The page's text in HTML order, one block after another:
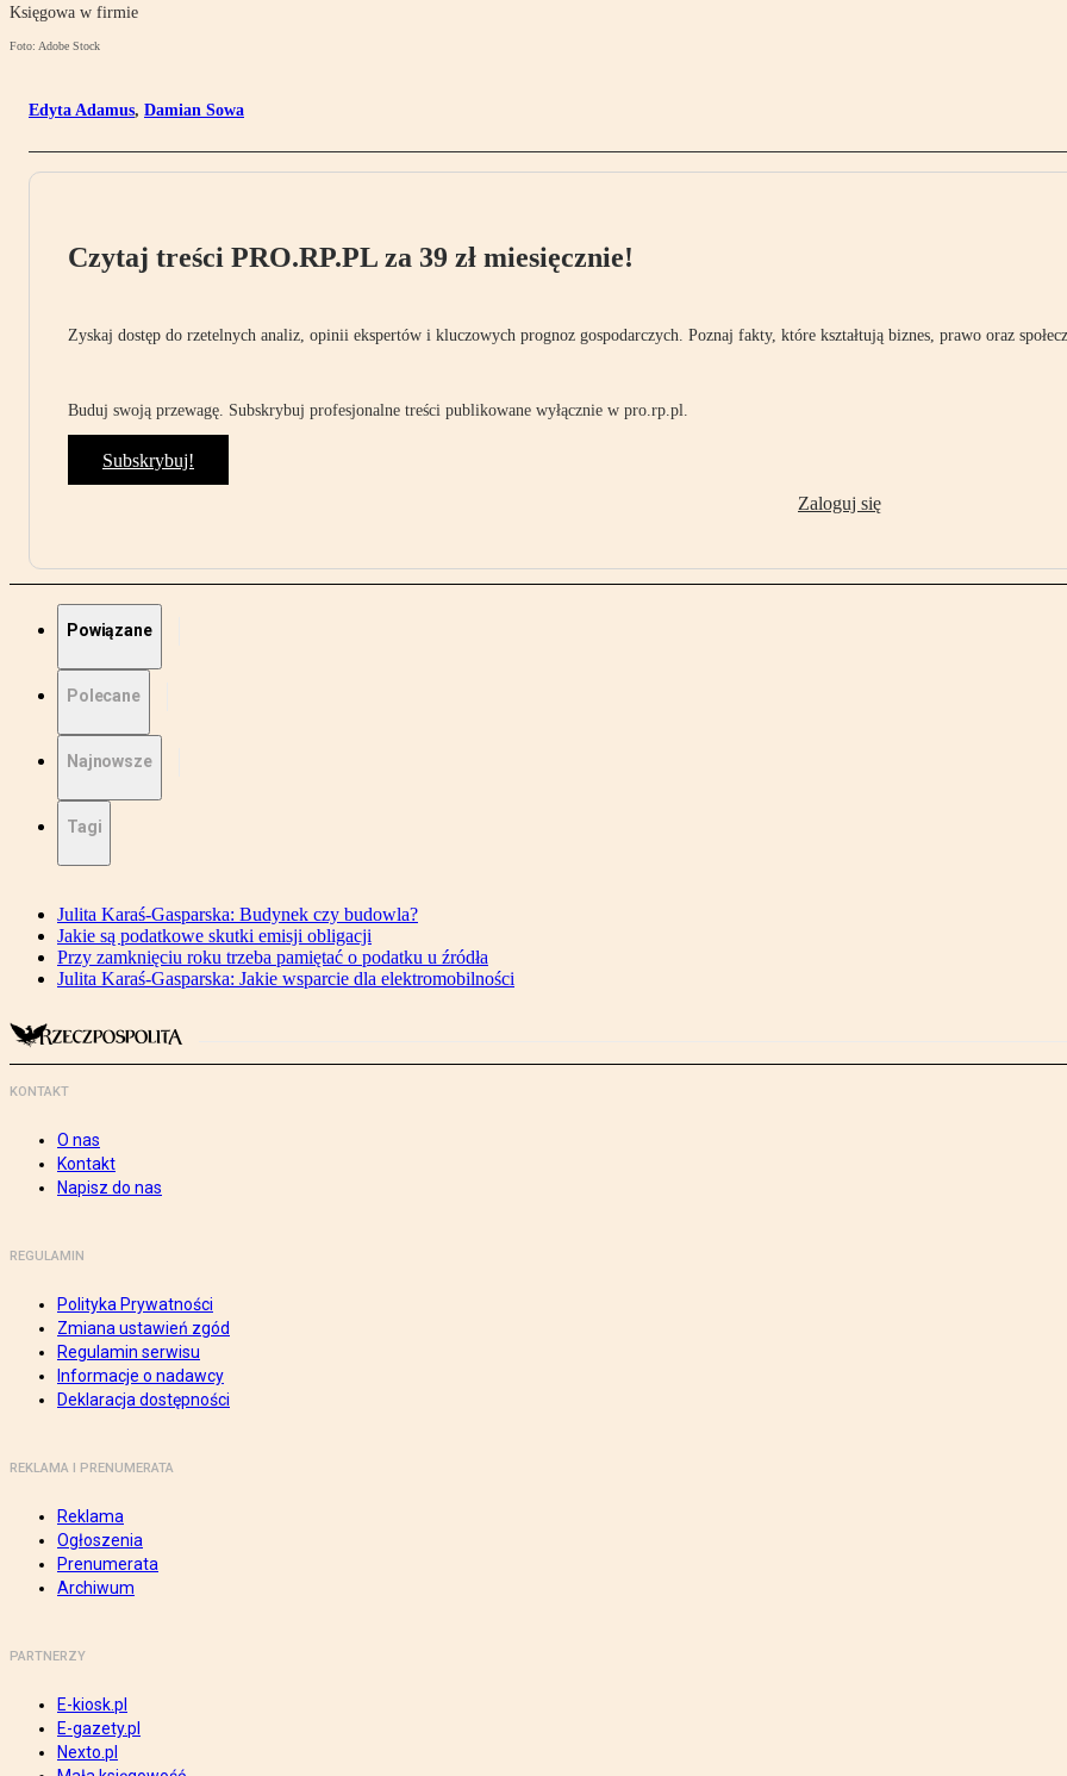
Księgowa w firmie
Foto: Adobe Stock
Edyta Adamus, Damian Sowa
Czytaj treści PRO.RP.PL za 39 zł miesięcznie!
Zyskaj dostęp do rzetelnych analiz, opinii ekspertów i kluczowych prognoz gospodarczych. Poznaj fakty, które kształtują biznes, prawo oraz
Buduj swoją przewagę. Subskrybuj profesjonalne treści publikowane wyłącznie w pro.rp.pl.
Subskrybuj!
Zaloguj się
Powiązane
Polecane
Najnowsze
Tagi
Julita Karaś-Gasparska: Budynek czy budowla?
Jakie są podatkowe skutki emisji obligacji
Przy zamknięciu roku trzeba pamiętać o podatku u źródła
Julita Karaś-Gasparska: Jakie wsparcie dla elektromobilności
KONTAKT
O nas
Kontakt
Napisz do nas
REGULAMIN
Polityka Prywatności
Zmiana ustawień zgód
Regulamin serwisu
Informacje o nadawcy
Deklaracja dostępności
REKLAMA I PRENUMERATA
Reklama
Ogłoszenia
Prenumerata
Archiwum
PARTNERZY
E-kiosk.pl
E-gazety.pl
Nexto.pl